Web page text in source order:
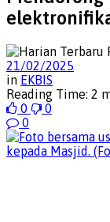
21/02/2025
in EKBIS
Reading Time: 2
0
0
0